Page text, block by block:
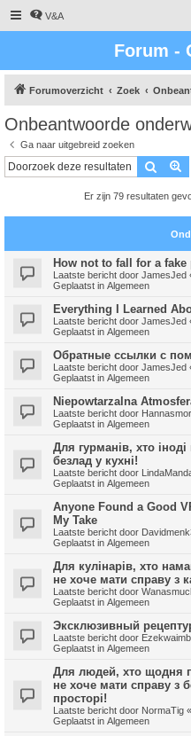
V&A
Forum -
Forumoverzicht Zoek
Onbeantwoorde
Ga naar uitgebreid zoeken
Zoek
Er zijn 79 resultaten
How not to fall for a fake
Laatste bericht door JamesJed
Geplaatst in Algemeen
Everything I Learned
Laatste bericht door JamesJed
Geplaatst in Algemeen
Обратные ссылки с
Laatste bericht door JamesJed
Geplaatst in Algemeen
Niepowtarzalna
Laatste bericht door
Geplaatst in Algemeen
Для гурманів, хто
безлад у кухні!
Laatste bericht door
Geplaatst in Algemeen
Anyone Found a Good
My Take
Laatste bericht door
Geplaatst in Algemeen
Для кулінарів, хто
не хоче мати справу з
Laatste bericht door
Geplaatst in Algemeen
Эксклюзивный
Laatste bericht door Ezekwaimb
Geplaatst in Algemeen
Для людей, хто щодня
не хоче мати справу з
просторі!
Laatste bericht door NormaTig «
Geplaatst in Algemeen